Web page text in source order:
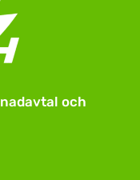
och